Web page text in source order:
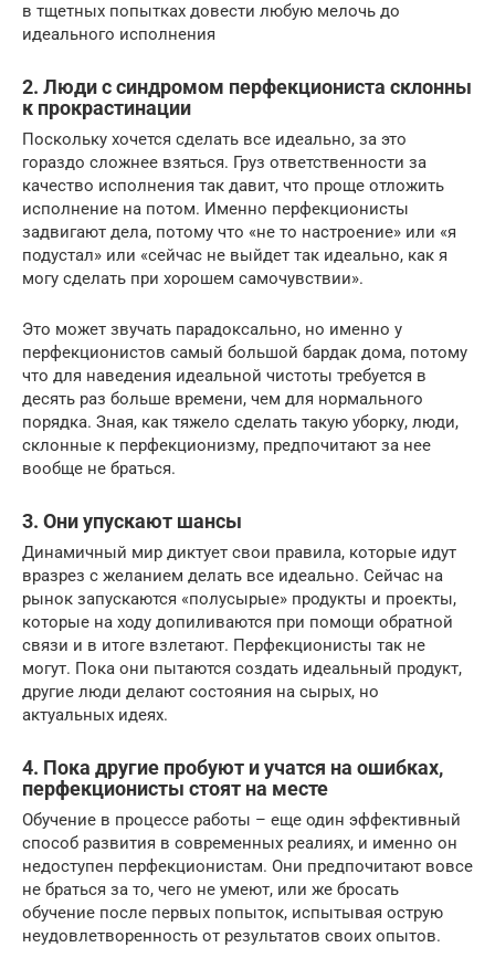
в тщетных попытках довести любую мелочь до
идеального исполнения
2. Люди с синдромом перфекциониста склонны
к прокрастинации
Поскольку хочется сделать все идеально, за это
гораздо сложнее взяться. Груз ответственности за
качество исполнения так давит, что проще отложить
исполнение на потом. Именно перфекционисты
задвигают дела, потому что «не то настроение» или «я
подустал» или «сейчас не выйдет так идеально, как я
могу сделать при хорошем самочувствии».
Это может звучать парадоксально, но именно у
перфекционистов самый большой бардак дома, потому
что для наведения идеальной чистоты требуется в
десять раз больше времени, чем для нормального
порядка. Зная, как тяжело сделать такую уборку, люди,
склонные к перфекционизму, предпочитают за нее
вообще не браться.
3. Они упускают шансы
Динамичный мир диктует свои правила, которые идут
вразрез с желанием делать все идеально. Сейчас на
рынок запускаются «полусырые» продукты и проекты,
которые на ходу допиливаются при помощи обратной
связи и в итоге взлетают. Перфекционисты так не
могут. Пока они пытаются создать идеальный продукт,
другие люди делают состояния на сырых, но
актуальных идеях.
4. Пока другие пробуют и учатся на ошибках,
перфекционисты стоят на месте
Обучение в процессе работы – еще один эффективный
способ развития в современных реалиях, и именно он
недоступен перфекционистам. Они предпочитают вовсе
не браться за то, чего не умеют, или же бросать
обучение после первых попыток, испытывая острую
неудовлетворенность от результатов своих опытов.